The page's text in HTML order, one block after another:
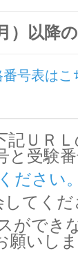
以降
号表はこ
ＵＲ
と受験
ださい。
てくだ
でき
いし